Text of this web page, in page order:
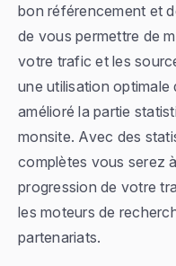
bon référencement et
de vous permettre de
votre trafic et les
une utilisation
amélioré la partie
monsite. Avec des
complètes vous serez
progression de votre
les moteurs de
partenariats.